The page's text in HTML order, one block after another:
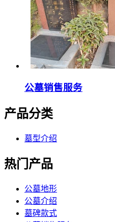
公墓销售服务
产品分类
墓型介绍
热门产品
公墓地形
公墓介绍
墓碑款式